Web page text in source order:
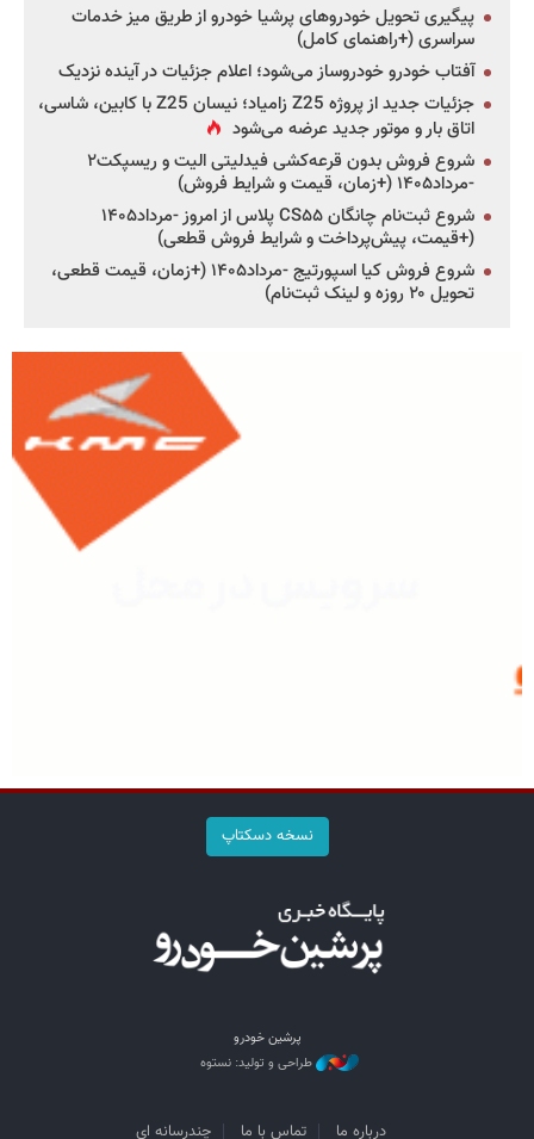
پیگیری تحویل خودروهای پرشیا خودرو از طریق میز خدمات
سراسری (+راهنمای کامل)
آفتاب خودرو خودروساز می‌شود؛ اعلام جزئیات در آینده نزدیک
جزئیات جدید از پروژه Z25 زامیاد؛ نیسان Z25 با کابین، شاسی،
اتاق بار و موتور جدید عرضه می‌شود
شروع فروش بدون قرعه‌کشی فیدلیتی الیت و ریسپکت۲
-مرداد۱۴۰۵ (+زمان، قیمت و شرایط فروش)
شروع ثبت‌نام چانگان CS۵۵ پلاس از امروز -مرداد۱۴۰۵
(+قیمت، پیش‌پرداخت و شرایط فروش قطعی)
شروع فروش کیا اسپورتیج -مرداد۱۴۰۵ (+زمان، قیمت قطعی،
تحویل ۲۰ روزه و لینک ثبت‌نام)
نسخه دسکتاپ
پرشین خودرو
طراحی و تولید: نستوه
درباره ما تماس با ما چندرسانه ای